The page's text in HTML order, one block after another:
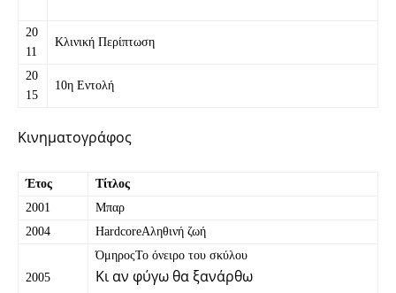
20
11
Κλινική Περίπτωση
20
15
10η Εντολή
Κινηματογράφος
Έτος
Τίτλος
2001
Μπαρ
2004
HardcoreΑληθινή ζωή
2005
ΌμηροςΤο όνειρο του σκύλου
Κι αν φύγω θα ξανάρθω